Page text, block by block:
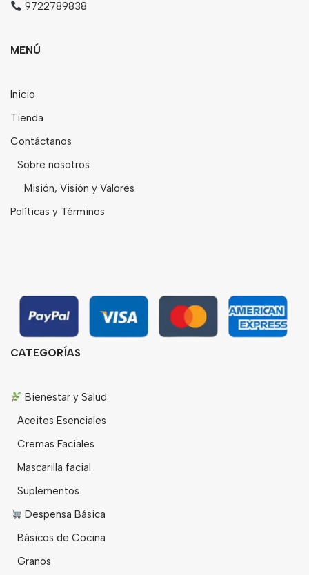
9722789838
MENÚ
Inicio
Tienda
Contáctanos
Sobre nosotros
Misión, Visión y Valores
Políticas y Términos
CATEGORÍAS
Bienestar y Salud
Aceites Esenciales
Cremas Faciales
Mascarilla facial
Suplementos
Despensa Básica
Básicos de Cocina
Granos